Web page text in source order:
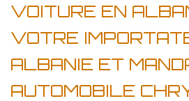
VOITURE EN
VOTRE
ALBANIE ET
AUTOMOBILE